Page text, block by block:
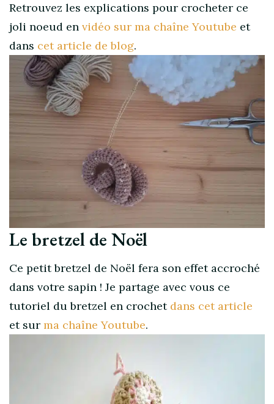
Retrouvez les explications pour crocheter ce
joli noeud en vidéo sur ma chaîne Youtube et
dans cet article de blog.
Le bretzel de Noël
Ce petit bretzel de Noël fera son effet accroché
dans votre sapin ! Je partage avec vous ce
tutoriel du bretzel en crochet dans cet article
et sur ma chaîne Youtube.